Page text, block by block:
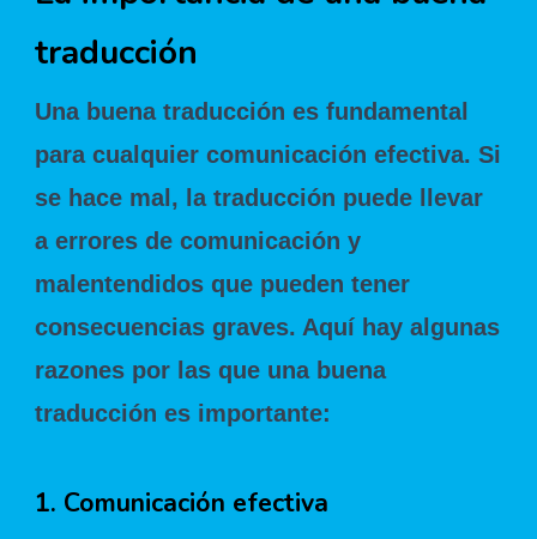
traducción
Una buena traducción es fundamental
para cualquier comunicación efectiva. Si
se hace mal, la traducción puede llevar
a errores de comunicación y
malentendidos que pueden tener
consecuencias graves. Aquí hay algunas
razones por las que una buena
traducción es importante:
1. Comunicación efectiva